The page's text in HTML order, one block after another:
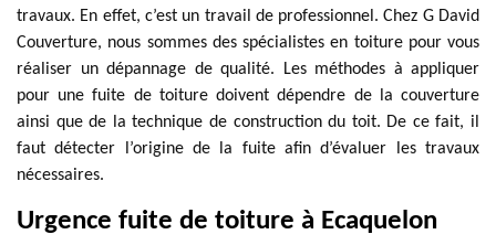
travaux. En effet, c’est un travail de professionnel. Chez G David
Couverture, nous sommes des spécialistes en toiture pour vous
réaliser un dépannage de qualité. Les méthodes à appliquer
pour une fuite de toiture doivent dépendre de la couverture
ainsi que de la technique de construction du toit. De ce fait, il
faut détecter l’origine de la fuite afin d’évaluer les travaux
nécessaires.
Urgence fuite de toiture à Ecaquelon